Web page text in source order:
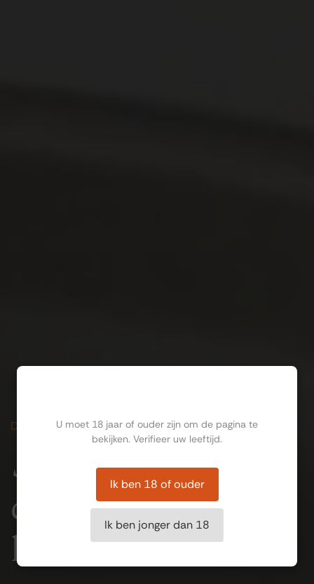
DINER EN LUNCH
Sfeervol
dineren en
lunchen
U moet 18 jaar of ouder zijn om de pagina te
bekijken. Verifieer uw leeftijd.
Ik ben 18 of ouder
Ik ben jonger dan 18